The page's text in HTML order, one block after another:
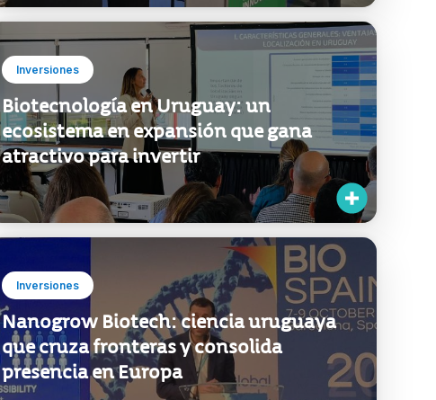
Inversiones
Biotecnología en Uruguay: un
ecosistema en expansión que gana
atractivo para invertir
Nanogrow Biotech: ciencia uruguaya
que cruza fronteras y consolida
presencia en Europa